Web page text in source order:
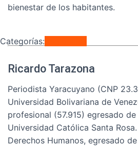
bienestar de los habitantes.
Categorías:
Ricardo Tarazona
Periodista Yaracuyano (CNP
Universidad Bolivariana de
profesional (57.915) egresado
Universidad Católica Santa
Derechos Humanos, egresado